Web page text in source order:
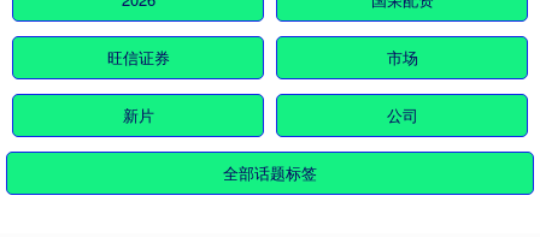
旺信证券 市场
新片 公司
全部话题标签